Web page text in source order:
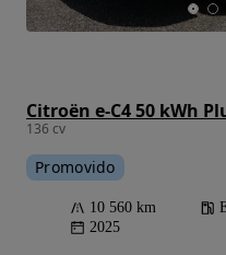
Citroën e-C4 50 kWh
136 cv
Promovido
10 560 km
2025